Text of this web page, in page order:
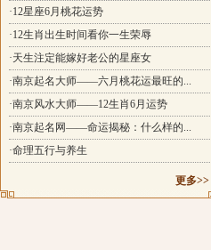
·12星座6月桃花运势
·12生肖出生时间看你一生荣辱
·天生注定能嫁好老公的星座女
·南京起名大师——六月桃花运最旺的...
·南京风水大师——12生肖6月运势
·南京起名网——命运揭秘：什么样的...
·命理五行与养生
更多>>